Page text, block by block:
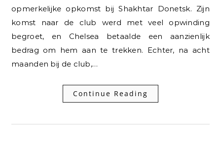
opmerkelijke opkomst bij Shakhtar Donetsk. Zijn
komst naar de club werd met veel opwinding
begroet, en Chelsea betaalde een aanzienlijk
bedrag om hem aan te trekken. Echter, na acht
maanden bij de club,…
Continue Reading